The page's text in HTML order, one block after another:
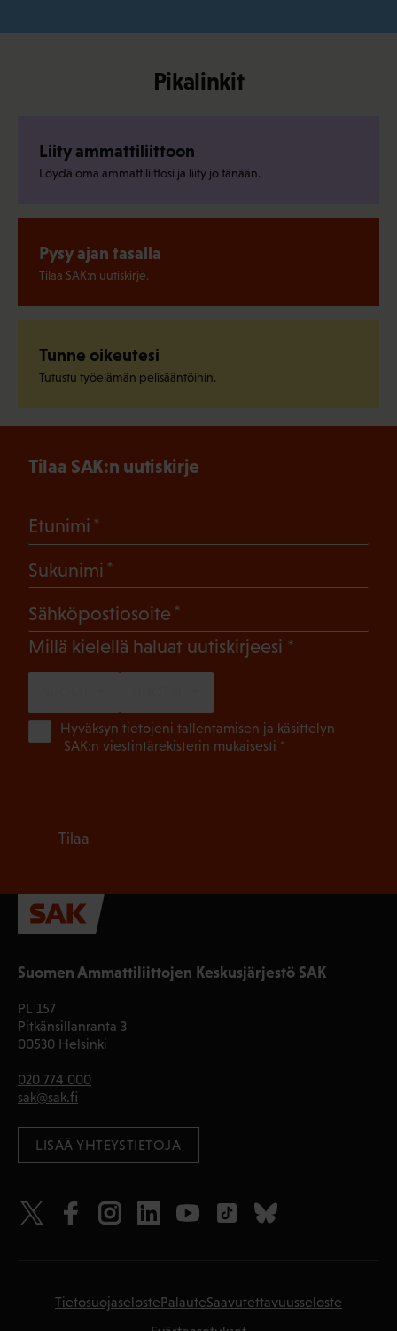
Pikalinkit
Liity ammattiliittoon
Löydä oma ammattiliittosi ja liity jo tänään.
Pysy ajan tasalla
Tilaa SAK:n uutiskirje.
Tunne oikeutesi
Tutustu työelämän pelisääntöihin.
Suomen Ammattiliittojen Keskusjärjestö SAK
PL 157
Pitkänsillanranta 3
00530 Helsinki
020 774 000
sak@sak.fi
LISÄÄ YHTEYSTIETOJA
Tilaa SAK:n uutiskirje
Etunimi
Sukunimi
Sähköpostiosoite
Millä kielellä haluat uutiskirjeesi (Pakollinen)
Hyväksyn tietojeni tallentamisen ja käsittelyn
SAK:n viestintärekisterin mukaisesti *
Tilaa
TietosuojaselostePalauteSaavutettavuusseloste